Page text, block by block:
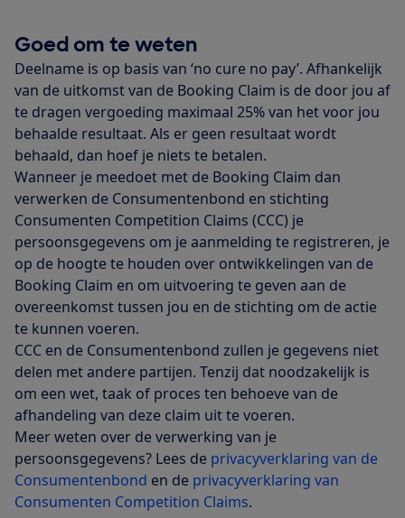
Goed om te weten
Deelname is op basis van ‘no cure no pay’. Afhankelijk
van de uitkomst van de Booking Claim is de door jou af
te dragen vergoeding maximaal 25% van het voor jou
behaalde resultaat. Als er geen resultaat wordt
behaald, dan hoef je niets te betalen.
Wanneer je meedoet met de Booking Claim dan
verwerken de Consumentenbond en stichting
Consumenten Competition Claims (CCC) je
persoonsgegevens om je aanmelding te registreren, je
op de hoogte te houden over ontwikkelingen van de
Booking Claim en om uitvoering te geven aan de
overeenkomst tussen jou en de stichting om de actie
te kunnen voeren.
CCC en de Consumentenbond zullen je gegevens niet
delen met andere partijen. Tenzij dat noodzakelijk is
om een wet, taak of proces ten behoeve van de
afhandeling van deze claim uit te voeren.
Meer weten over de verwerking van je
persoonsgegevens? Lees de privacyverklaring van de
Consumentenbond en de privacyverklaring van
Consumenten Competition Claims.